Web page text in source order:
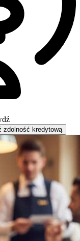
zdolność kredytową